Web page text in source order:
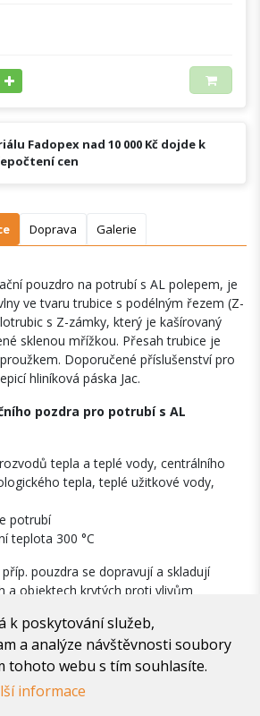
k poskytování služeb,
a analýze návštěvnosti soubory
tohoto webu s tím souhlasíte.
informace
Fadopex nad 10 000 Kč dojde k
cen
Doprava Galerie
pouzdro na potrubí s AL polepem, je
ve tvaru trubice s podélným řezem (Z-
s Z-zámky, který je kašírovaný
sklenou mřížkou. Přesah trubice je
Doporučené příslušenství pro
hliníková páska Jac.
pozdra pro potrubí s AL
tepla a teplé vody, centrálního
tepla, teplé užitkové vody,
potrubí
teplota 300 °C
pouzdra se dopravují a skladují
a objektech krytých proti vlivům